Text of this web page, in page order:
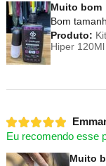
Muito bom
Bom
Produto:
Hiper
Eu recomendo esse
Muito